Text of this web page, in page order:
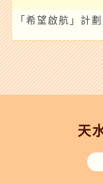
「希望啟航」計
天